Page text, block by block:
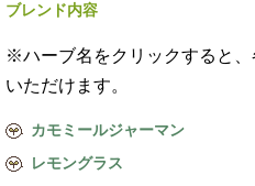
ブレンド内容
※ハーブ名をクリックすると
いただけます。
カモミールジャーマン
レモングラス